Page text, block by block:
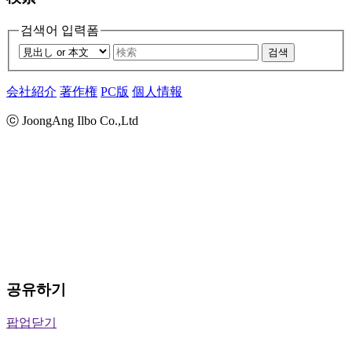
검색어 입력폼
검색
会社紹介 著作権 PC版 個人情報
ⓒ JoongAng Ilbo Co.,Ltd
공유하기
팝업닫기